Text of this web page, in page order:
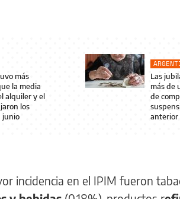
más
la media
alquiler y el
los
junio
Las
más de
de
anterior
incidencia en el IPIM fueron